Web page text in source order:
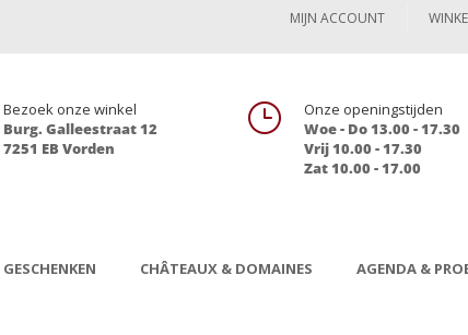
MIJN ACCOUNT
Bezoek onze winkel
Burg. Galleestraat 12
7251 EB Vorden
}
Onze openingstijden
Woe - Do 13.00 - 17.30
Vrij 10.00 - 17.30
Zat 10.00 - 17.00
GESCHENKEN CHÂTEAUX & DOMAINES AGENDA &